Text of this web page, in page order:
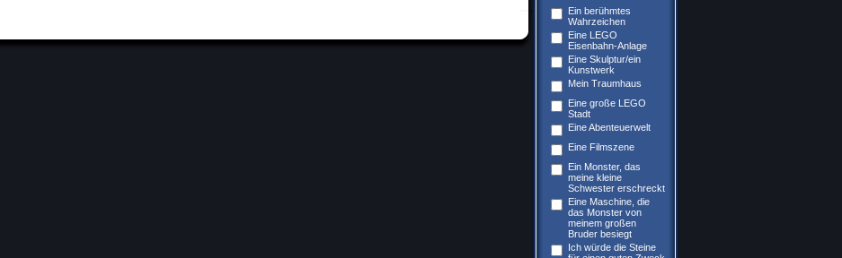
Ein berühmtes
Wahrzeichen
Eine LEGO
Eisenbahn-Anlage
Eine Skulptur/ein
Kunstwerk
Mein Traumhaus
Eine große LEGO
Stadt
Eine Abenteuerwelt
Eine Filmszene
Ein Monster, das
meine kleine
Schwester erschreckt
Eine Maschine, die
das Monster von
meinem großen
Bruder besiegt
Ich würde die Steine